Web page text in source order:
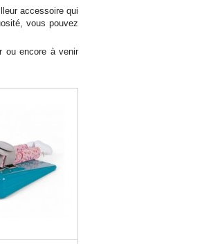
accessoire qui
vous pouvez
ou encore à venir